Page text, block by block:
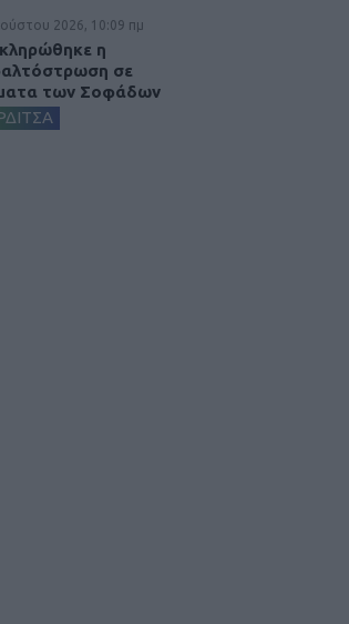
2026, 10:09 πμ
η
σε
των Σοφάδων